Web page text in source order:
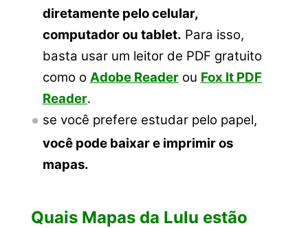
diretamente pelo celular,
computador ou tablet. Para isso,
basta usar um leitor de PDF gratuito
como o Adobe Readerou Fox It PDF
Reader.
se você prefere estudar pelo papel,
você pode baixar e imprimir os
mapas.
Quais Mapas da Lulu estão